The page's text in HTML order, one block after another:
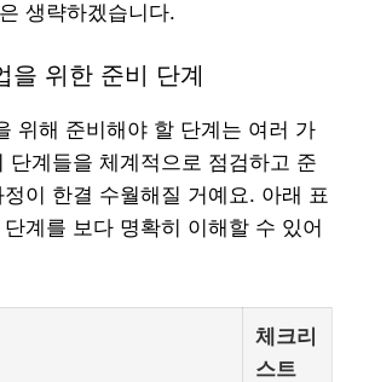
생략하겠습니다.
을 위한 준비 단계
위해 준비해야 할 단계는 여러 가
단계들을 체계적으로 점검하고 준
이 한결 수월해질 거예요. 아래 표
계를 보다 명확히 이해할 수 있어
체크리
스트